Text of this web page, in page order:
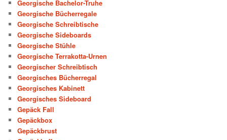
Georgische Bachelor-Truhe
Georgische Bücherregale
Georgische Schreibtische
Georgische Sideboards
Georgische Stühle
Georgische Terrakotta-Urnen
Georgischer Schreibtisch
Georgisches Bücherregal
Georgisches Kabinett
Georgisches Sideboard
Gepäck Fall
Gepäckbox
Gepäckbrust